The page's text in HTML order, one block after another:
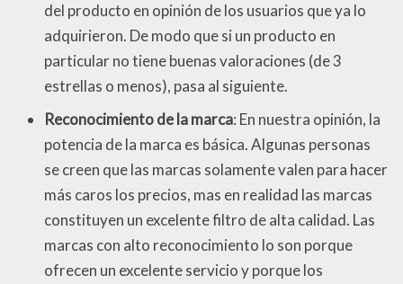
del producto en opinión de los usuarios que ya lo
adquirieron. De modo que si un producto en
particular no tiene buenas valoraciones (de 3
estrellas o menos), pasa al siguiente.
Reconocimiento de la marca: En nuestra opinión, la
potencia de la marca es básica. Algunas personas
se creen que las marcas solamente valen para hacer
más caros los precios, mas en realidad las marcas
constituyen un excelente filtro de alta calidad. Las
marcas con alto reconocimiento lo son porque
ofrecen un excelente servicio y porque los